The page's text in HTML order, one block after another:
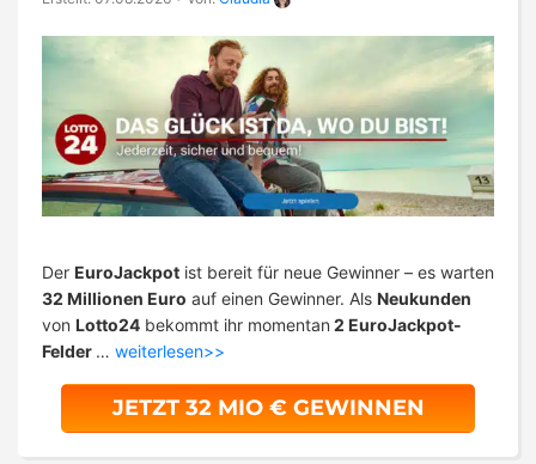
Der EuroJackpot ist bereit für neue Gewinner – es warten
32 Millionen Euro auf einen Gewinner. Als Neukunden
von Lotto24 bekommt ihr momentan 2 EuroJackpot-
Felder … weiterlesen>>
JETZT 32 MIO € GEWINNEN